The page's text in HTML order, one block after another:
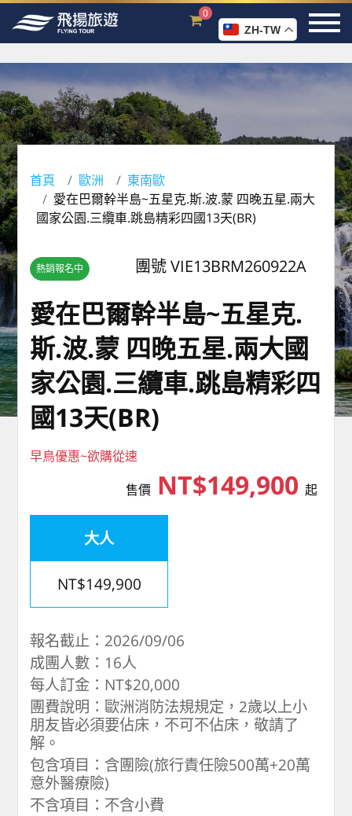
0
ZH-TW
首頁 歐洲
東南歐
愛在巴爾幹半島~五星克.斯.波.蒙 四晚五星.兩大
國家公園.三纜車.跳島精彩四國13天(BR)
熱銷報名中 團號 VIE13BRM260922A
愛在巴爾幹半島~五星克.
斯.波.蒙 四晚五星.兩大國
家公園.三纜車.跳島精彩四
國13天(BR)
早鳥優惠~欲購從速
售價NT$149,900 起
大人
NT$149,900
報名截止：2026/09/06
成團人數：16人
每人訂金：NT$20,000
團費說明：歐洲消防法規規定，2歲以上小
朋友皆必須要佔床，不可不佔床，敬請了
解。
包含項目：含團險(旅行責任險500萬+20萬
意外醫療險)
不含項目：不含小費